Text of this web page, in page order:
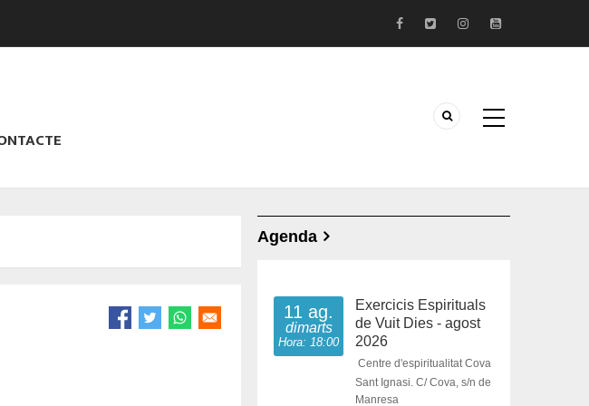
Agenda
11 ag.
dimarts
Hora: 18:00
Exercicis Espirituals
de Vuit Dies - agost
2026
Centre d'espiritualitat Cova
Sant Ignasi. C/ Cova, s/n de
Manresa